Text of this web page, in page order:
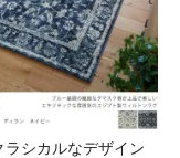
ラシカルなデザイン